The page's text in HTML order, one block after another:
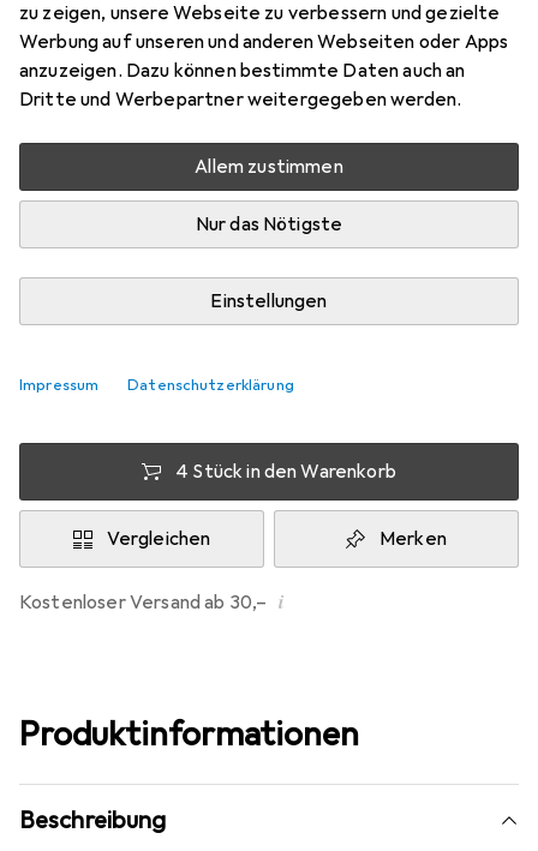
zu zeigen, unsere Webseite zu verbessern und gezielte
Werbung auf unseren und anderen Webseiten oder Apps
anzuzeigen. Dazu können bestimmte Daten auch an
Dritte und Werbepartner weitergegeben werden.
Allem zustimmen
Nur das Nötigste
Einstellungen
Impressum Datenschutzerklärung
Preis in EUR inkl. MwSt.
Bewertungen
Mehr als 10 Stück an Lager
Lieferort angeben für genaue Lieferzeit
pro Stück
4 Stück in den Warenkorb
Vergleichen Merken
Kostenloser Versand ab 30,– i
Produktinformationen
Beschreibung